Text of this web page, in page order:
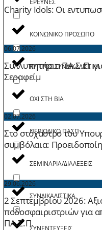
ΚΟΙΝΩΝΙΚΟ ΠΡΟΣΩΠΟ
ΚΥΠΡΟΣ ΣΥΝΔΙΚΑΛΙΣΤΙΚΑ
ΟΧΙ ΣΤΗ ΒΙΑ
ΠΕΡΙΟΔΙΚΟ ΠΑΣΠ
ΣΕΜΙΝΑΡΙΑ/ΔΙΑΛΕΞΕΙΣ
ΣΥΝΔΙΚΑΛΙΣΤΙΚΑ
ΣΥΝΕΝΤΕΥΞΕΙΣ
Charity Idols: Οι
06.07.2026
Συλλυπητήρια ΠΑ.Σ.Π.
Σεραφείμ
02.07.2026
Στο στόχαστρο του
συμβόλαια:
29.06.2026
2 Σεπτεμβρίου 2026:
ποδοσφαιριστριών για
ΠΑ.Σ.Π.